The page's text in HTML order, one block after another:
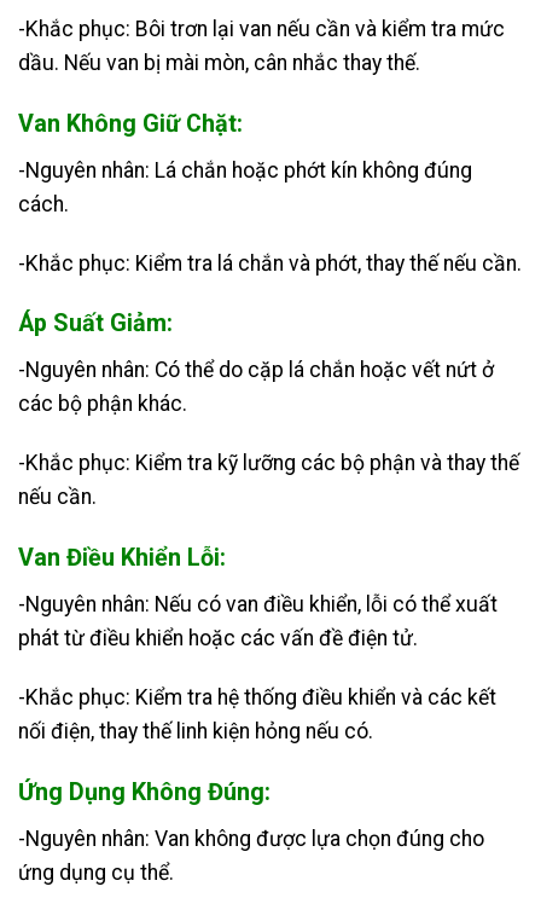
-Khắc phục: Bôi trơn lại van nếu cần và kiểm tra mức
dầu. Nếu van bị mài mòn, cân nhắc thay thế.
Van Không Giữ Chặt:
-Nguyên nhân: Lá chắn hoặc phớt kín không đúng
cách.
-Khắc phục: Kiểm tra lá chắn và phớt, thay thế nếu cần.
Áp Suất Giảm:
-Nguyên nhân: Có thể do cặp lá chắn hoặc vết nứt ở
các bộ phận khác.
-Khắc phục: Kiểm tra kỹ lưỡng các bộ phận và thay thế
nếu cần.
Van Điều Khiển Lỗi:
-Nguyên nhân: Nếu có van điều khiển, lỗi có thể xuất
phát từ điều khiển hoặc các vấn đề điện tử.
-Khắc phục: Kiểm tra hệ thống điều khiển và các kết
nối điện, thay thế linh kiện hỏng nếu có.
Ứng Dụng Không Đúng:
-Nguyên nhân: Van không được lựa chọn đúng cho
ứng dụng cụ thể.